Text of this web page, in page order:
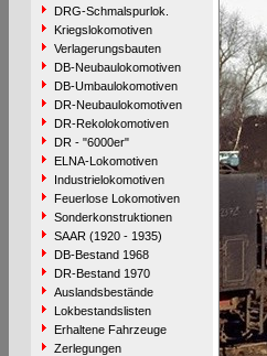
DRG-Schmalspurlok.
Kriegslokomotiven
Verlagerungsbauten
DB-Neubaulokomotiven
DB-Umbaulokomotiven
DR-Neubaulokomotiven
DR-Rekolokomotiven
DR - "6000er"
ELNA-Lokomotiven
Industrielokomotiven
Feuerlose Lokomotiven
Sonderkonstruktionen
SAAR (1920 - 1935)
DB-Bestand 1968
DR-Bestand 1970
Auslandsbestände
Lokbestandslisten
Erhaltene Fahrzeuge
Zerlegungen